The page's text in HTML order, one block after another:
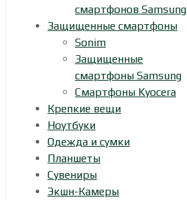
смартфонов Samsung
Защищенные смартфоны
Sonim
Защищенные
смартфоны Samsung
Смартфоны Kyocera
Крепкие вещи
Ноутбуки
Одежда и сумки
Планшеты
Сувениры
Экшн-Камеры